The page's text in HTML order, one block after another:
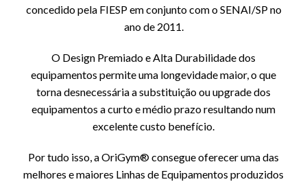
concedido pela FIESP em conjunto com o SENAI/SP no
ano de 2011.
O Design Premiado e Alta Durabilidade dos
equipamentos permite uma longevidade maior, o que
torna desnecessária a substituição ou upgrade dos
equipamentos a curto e médio prazo resultando num
excelente custo benefício.
Por tudo isso, a OriGym® consegue oferecer uma das
melhores e maiores Linhas de Equipamentos produzidos